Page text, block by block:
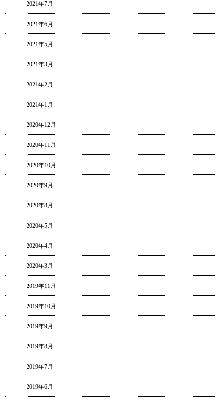
2021年7月
2021年6月
2021年5月
2021年3月
2021年2月
2021年1月
2020年12月
2020年11月
2020年10月
2020年9月
2020年8月
2020年5月
2020年4月
2020年3月
2019年11月
2019年10月
2019年9月
2019年8月
2019年7月
2019年6月